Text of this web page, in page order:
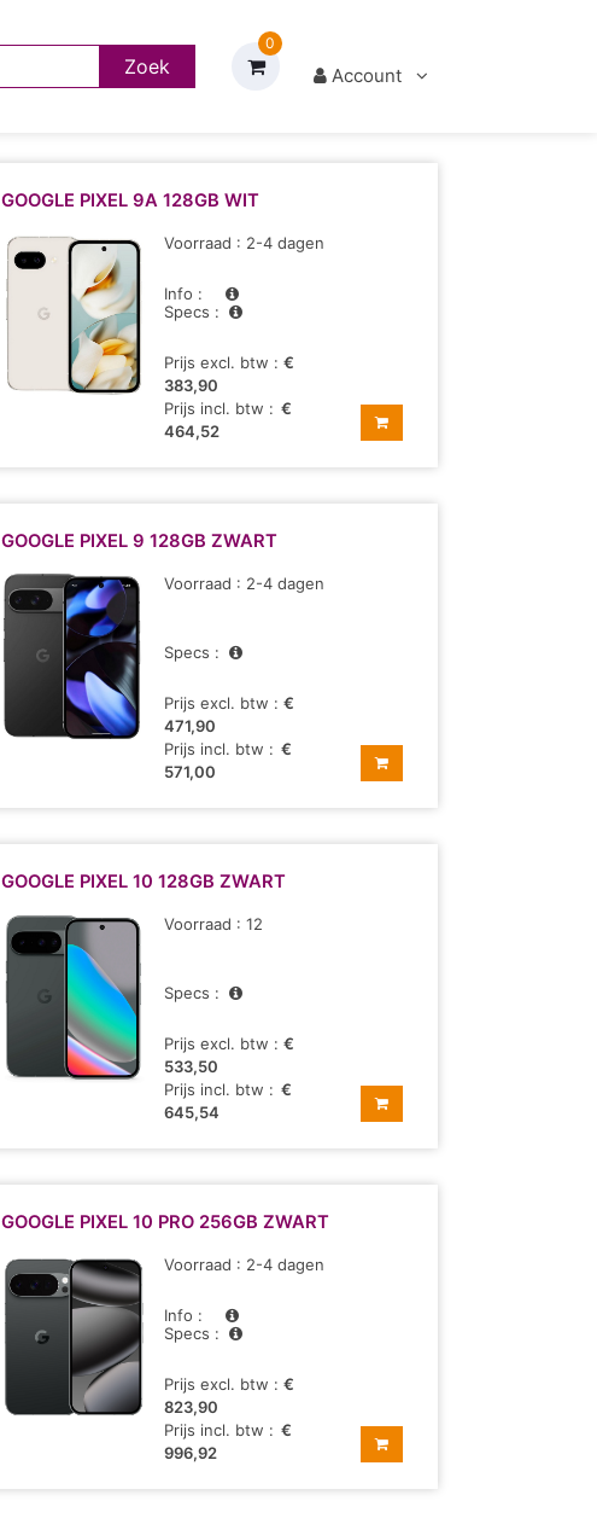
0
Account
GOOGLE PIXEL 9A 128GB WIT
Voorraad : 2-4 dagen
Info :
Specs :
Prijs excl. btw : €
383,90
Prijs incl. btw : €
464,52
GOOGLE PIXEL 9 128GB ZWART
Voorraad : 2-4 dagen
Specs :
Prijs excl. btw : €
471,90
Prijs incl. btw : €
571,00
GOOGLE PIXEL 10 128GB ZWART
Voorraad : 12
Specs :
Prijs excl. btw : €
533,50
Prijs incl. btw : €
645,54
GOOGLE PIXEL 10 PRO 256GB ZWART
Voorraad : 2-4 dagen
Info :
Specs :
Prijs excl. btw : €
823,90
Prijs incl. btw : €
996,92